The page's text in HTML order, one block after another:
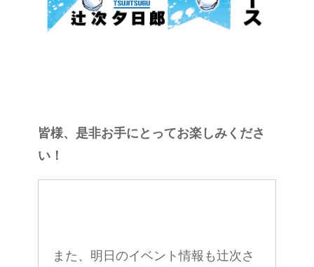
皆様、是非お手にとってお楽しみくださ
い！
また、明日のイベント情報も辻次さ